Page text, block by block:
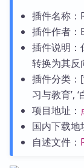
插件名称
插件作者
插件说明：
转换为其反
插件分类：
习与教育’,
项目地址：
国内下载地
自述文件：